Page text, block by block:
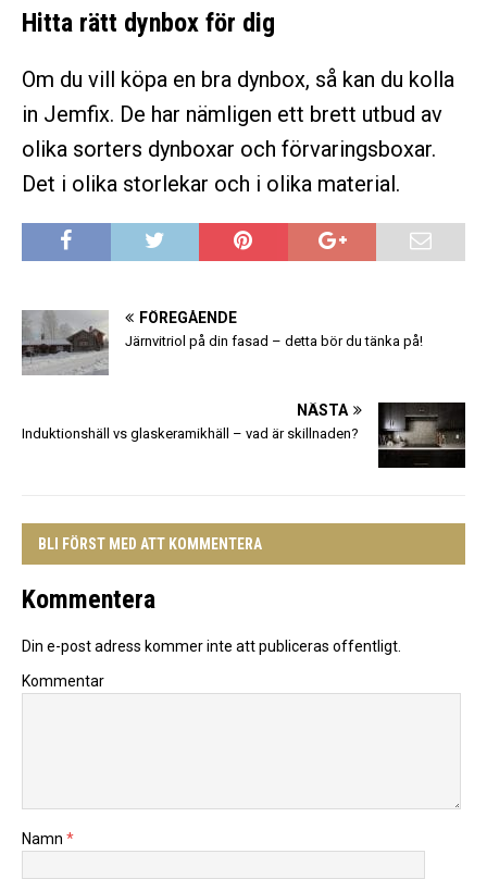
Hitta rätt dynbox för dig
Om du vill köpa en bra dynbox, så kan du kolla
in Jemfix. De har nämligen ett brett utbud av
olika sorters dynboxar och förvaringsboxar.
Det i olika storlekar och i olika material.
FÖREGÅENDE
Järnvitriol på din fasad – detta bör du tänka på!
NÄSTA
Induktionshäll vs glaskeramikhäll – vad är skillnaden?
BLI FÖRST MED ATT KOMMENTERA
Kommentera
Din e-post adress kommer inte att publiceras offentligt.
Kommentar
Namn *